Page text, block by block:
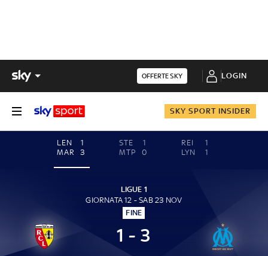
OFFERTE SKY LOGIN
SKY SPORT INSIDER
LEN
1
MAR
3
STE
1
MTP
0
REI
1
LYN
1
LIGUE 1
GIORNATA 12 - SAB 23 NOV
FINE
1 - 3